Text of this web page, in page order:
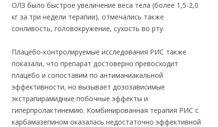
ОЛЗ было быстрое увеличение веса тела (более 1,5-2,0
кг за три недели терапии), отмечались также
сонливость, головокружение, сухость во рту.
Плацебо-контролируемые исследования РИС также
показали, что препарат достоверно превосходит
плацебо и сопоставим по антиманиакальной
эффективности, но вызывает дозозависимые
экстрапирамидные побочные эффекты и
гиперпролактинемию. Комбинированная терапия РИС с
карбамазепином оказалась недостаточно эффективной